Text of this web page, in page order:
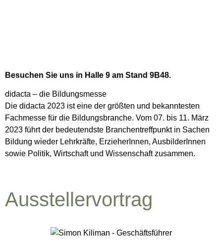
Besuchen Sie uns in Halle 9 am Stand 9B48.
didacta – die Bildungsmesse
Die didacta 2023 ist eine der größten und bekanntesten
Fachmesse für die Bildungsbranche. Vom 07. bis 11. März
2023 führt der bedeutendste Branchentreffpunkt in Sachen
Bildung wieder Lehrkräfte, ErzieherInnen, AusbilderInnen
sowie Politik, Wirtschaft und Wissenschaft zusammen.
Ausstellervortrag